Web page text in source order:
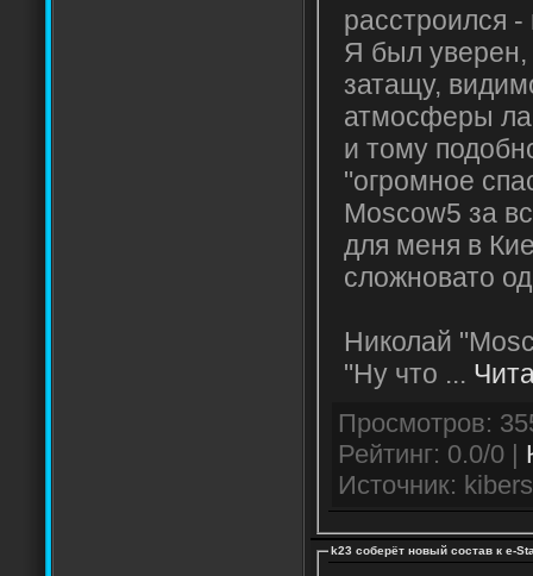
расстроился -
Я был
затащу,
атмосферы
и тому
"огромное
Moscow5 за
для меня в
сложновато
Николай
"Ну что ...
Рейтинг: 0.0/0 |
Источник:
k23 соберёт новый состав к e-